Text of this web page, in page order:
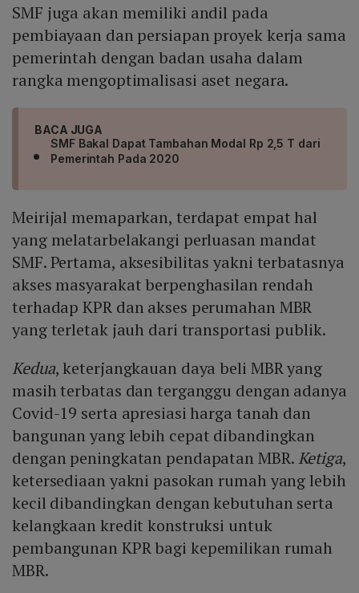
SMF juga akan memiliki andil pada
pembiayaan dan persiapan proyek kerja sama
pemerintah dengan badan usaha dalam
rangka mengoptimalisasi aset negara.
BACA JUGA
SMF Bakal Dapat Tambahan Modal Rp 2,5 T dari
Pemerintah Pada 2020
Meirijal memaparkan, terdapat empat hal
yang melatarbelakangi perluasan mandat
SMF. Pertama, aksesibilitas yakni terbatasnya
akses masyarakat berpenghasilan rendah
terhadap KPR dan akses perumahan MBR
yang terletak jauh dari transportasi publik.
Kedua, keterjangkauan daya beli MBR yang
masih terbatas dan terganggu dengan adanya
Covid-19 serta apresiasi harga tanah dan
bangunan yang lebih cepat dibandingkan
dengan peningkatan pendapatan MBR. Ketiga,
ketersediaan yakni pasokan rumah yang lebih
kecil dibandingkan dengan kebutuhan serta
kelangkaan kredit konstruksi untuk
pembangunan KPR bagi kepemilikan rumah
MBR.